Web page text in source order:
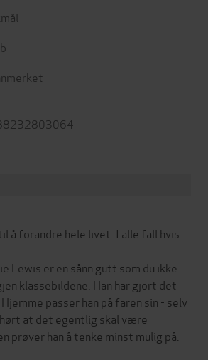
å forandre hele livet. I alle fall hvis
Lewis er en sånn gutt som du ikke
klassebildene. Han har gjort det
passer han på faren sin - selv
hørt at det egentlig skal være
prøver han å tenke minst mulig på.